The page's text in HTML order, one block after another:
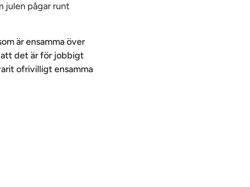
julen pågar runt
är ensamma över
att det är för jobbigt
ofrivilligt ensamma